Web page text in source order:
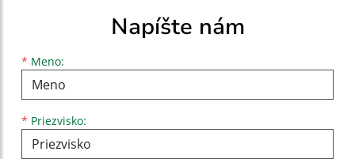
Napíšte nám
* Meno:
Meno
* Priezvisko:
Priezvisko
E-mailová adresa